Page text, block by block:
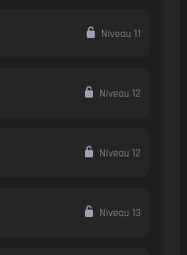
Niveau 11
Niveau 12
Niveau 12
Niveau 13